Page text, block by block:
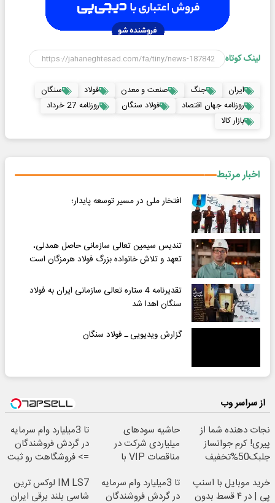
لینک کوتاه
ایران جنگ صنعت و معدن فولاد
سنگان
روزنامه جهان اقتصاد
فولاد سنگان
روزنامه 27 خرداد
بازار کالا
اخبار مرتبط
افتخار ملی در مسیر توسعه پایدار؛
تندیس سیمین تعالی سازمانی حاصل همدلی،
تعهد و تلاش خانواده بزرگ فولاد هرمزگان است
تقدیرنامه 4 ستاره تعالی سازمانی ایران به فولاد
سنگان اهدا شد
گزارش ویدیویی ـ فولاد سنگان
از سراسر وب
نجات دهنده شما از
پیری! کرم جوانساز
جلبک50%تخفیف
حاشیه سودهای
میلیاردی شرکت در
مناقصات VIP با
تا 3میلیارد وام سرمایه
در گردش فروشندگان
=> فروشگاهت رو ثبت
خرید موبایل با اسنپ
پی | در ۴ قسط بدون
تا 3میلیارد وام سرمایه
در گردش فروشندگان
IM LS7 لوکس ترین
شاسی بلند برقی ایران